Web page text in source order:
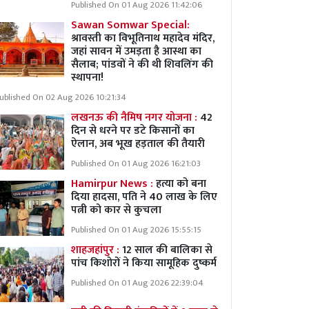
Published On 01 Aug 2026 11:42:06
Sawan Somwar Special:
श्रावस्ती का विभूतिनाथ महादेव मंदिर,
जहां सावन में उमड़ता है आस्था का
सैलाब; पांडवों ने की थी शिवलिंग की
स्थापना!
On 02 Aug 2026 10:21:34
लखनऊ की नैमिष नगर योजना : 42
दिन से धरने पर डटे किसानों का
ऐलान, अब भूख हड़ताल की तैयारी
Published On 01 Aug 2026 16:21:03
Hamirpur News :हत्या को बना
दिया हादसा, पति ने 40 लाख के लिए
पत्नी को कार से कुचला
Published On 01 Aug 2026 15:55:15
शाहजहांपुर :12 साल की बालिका से
पांच किशोरों ने किया सामूहिक दुष्कर्म
Published On 01 Aug 2026 22:39:04